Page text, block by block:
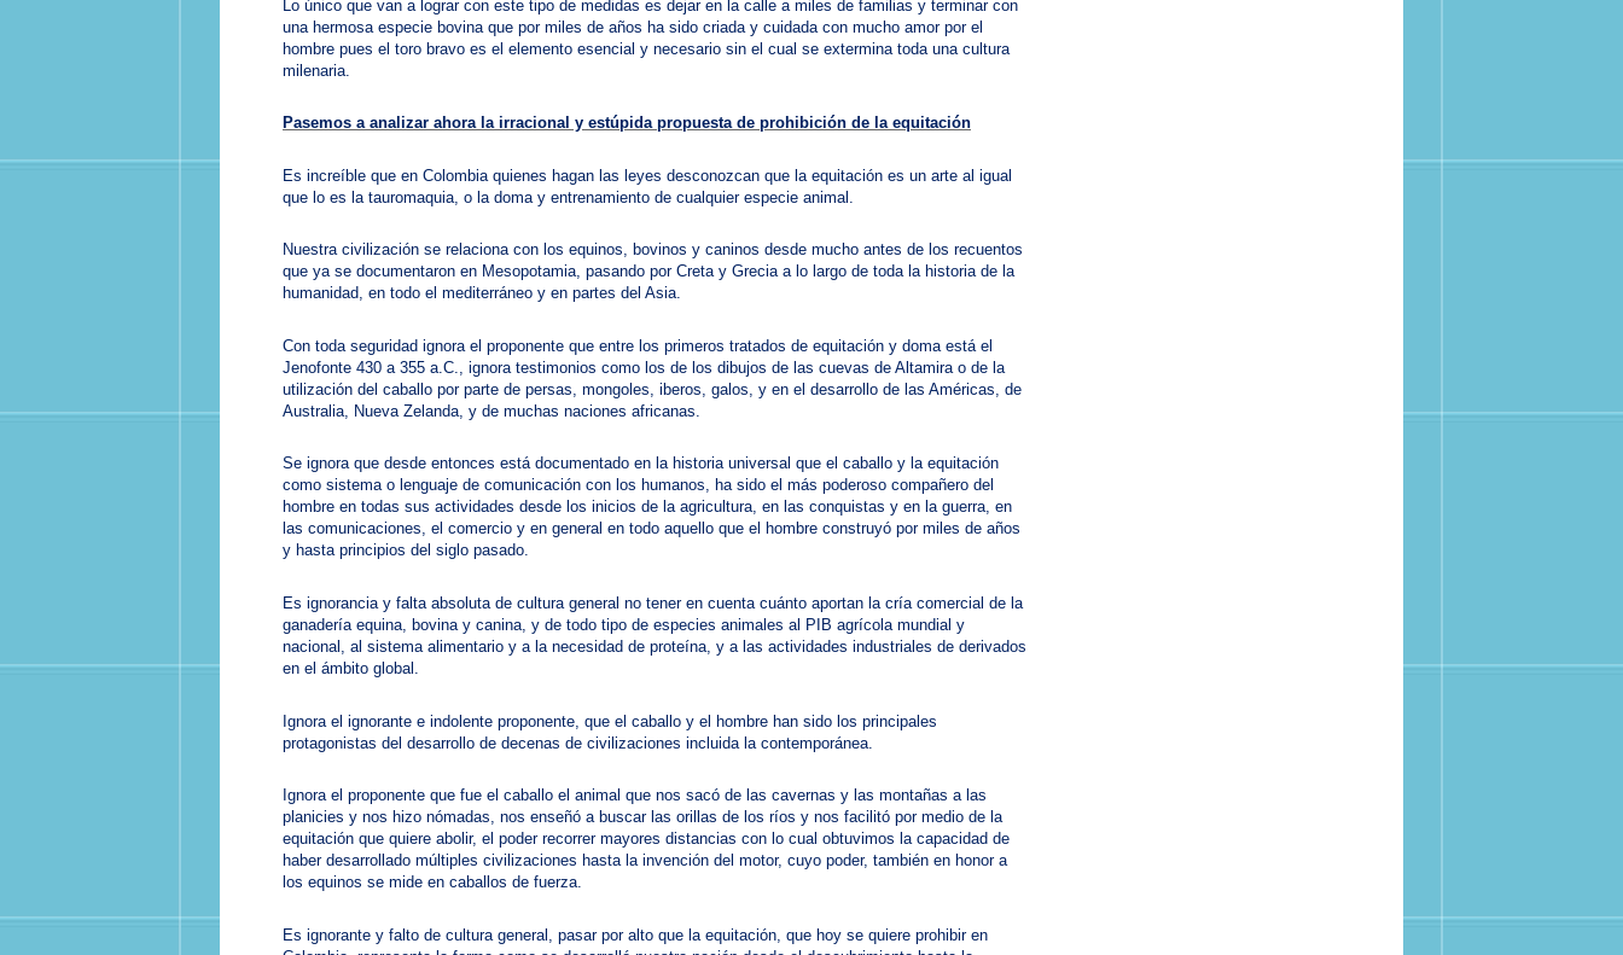
Lo único que van a lograr con este tipo de medidas es dejar en la calle a miles de familias y terminar con
una hermosa especie bovina que por miles de años ha sido criada y cuidada con mucho amor por el
hombre pues el toro bravo es el elemento esencial y necesario sin el cual se extermina toda una cultura
milenaria.
Pasemos a analizar ahora la irracional y estúpida propuesta de prohibición de la equitación
Es increíble que en Colombia quienes hagan las leyes desconozcan que la equitación es un arte al igual
que lo es la tauromaquia, o la doma y entrenamiento de cualquier especie animal.
Nuestra civilización se relaciona con los equinos, bovinos y caninos desde mucho antes de los recuentos
que ya se documentaron en Mesopotamia, pasando por Creta y Grecia a lo largo de toda la historia de la
humanidad, en todo el mediterráneo y en partes del Asia.
Con toda seguridad ignora el proponente que entre los primeros tratados de equitación y doma está el
Jenofonte 430 a 355 a.C., ignora testimonios como los de los dibujos de las cuevas de Altamira o de la
utilización del caballo por parte de persas, mongoles, iberos, galos, y en el desarrollo de las Américas, de
Australia, Nueva Zelanda, y de muchas naciones africanas.
Se ignora que desde entonces está documentado en la historia universal que el caballo y la equitación
como sistema o lenguaje de comunicación con los humanos, ha sido el más poderoso compañero del
hombre en todas sus actividades desde los inicios de la agricultura, en las conquistas y en la guerra, en
las comunicaciones, el comercio y en general en todo aquello que el hombre construyó por miles de años
y hasta principios del siglo pasado.
Es ignorancia y falta absoluta de cultura general no tener en cuenta cuánto aportan la cría comercial de la
ganadería equina, bovina y canina, y de todo tipo de especies animales al PIB agrícola mundial y
nacional, al sistema alimentario y a la necesidad de proteína, y a las actividades industriales de derivados
en el ámbito global.
Ignora el ignorante e indolente proponente, que el caballo y el hombre han sido los principales
protagonistas del desarrollo de decenas de civilizaciones incluida la contemporánea.
Ignora el proponente que fue el caballo el animal que nos sacó de las cavernas y las montañas a las
planicies y nos hizo nómadas, nos enseñó a buscar las orillas de los ríos y nos facilitó por medio de la
equitación que quiere abolir, el poder recorrer mayores distancias con lo cual obtuvimos la capacidad de
haber desarrollado múltiples civilizaciones hasta la invención del motor, cuyo poder, también en honor a
los equinos se mide en caballos de fuerza.
Es ignorante y falto de cultura general, pasar por alto que la equitación, que hoy se quiere prohibir en